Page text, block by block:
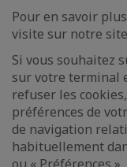
Pour en savoir
visite sur notre
Si vous souhaitez
sur votre terminal
refuser les
préférences de
de navigation
habituellement